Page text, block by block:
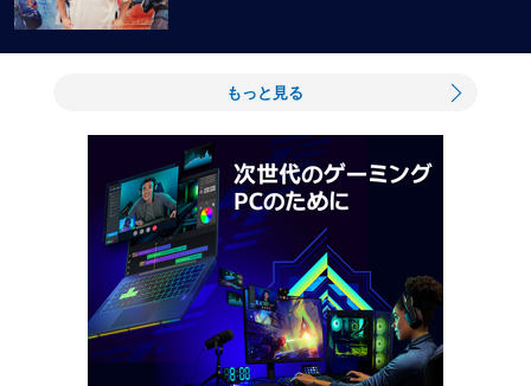
もっと見る